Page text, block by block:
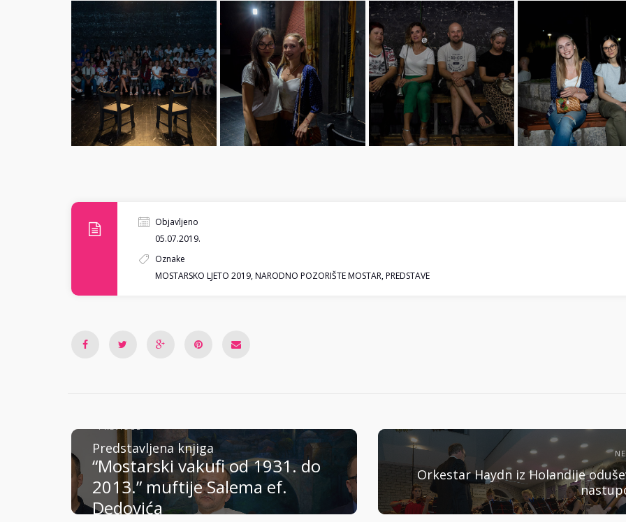
Objavljeno
05.07.2019.
Oznake
MOSTARSKO LJETO 2019,NARODNO POZORIŠTE MOSTAR,PREDSTAVE
Predstavljena knjiga
“Mostarski vakufi od 1931. do
2013.” muftije Salema ef.
Dedovića
Orkestar Haydn iz Holandije